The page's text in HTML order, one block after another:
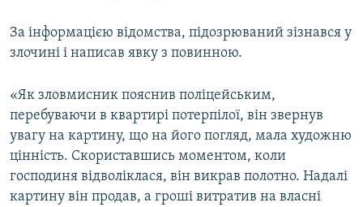
За інформацією відомства, підозрюваний зізнався у
злочині і написав явку з повинною.
«Як зловмисник пояснив поліцейським,
перебуваючи в квартирі потерпілої, він звернув
увагу на картину, що на його погляд, мала художню
цінність. Скориставшись моментом, коли
господиня відволіклася, він викрав полотно. Надалі
картину він продав, а гроші витратив на власні